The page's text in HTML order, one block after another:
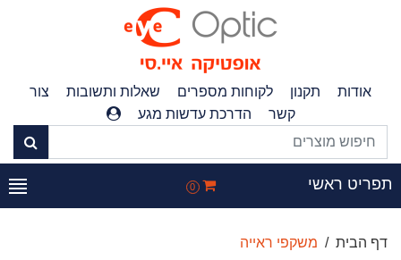
אודות תקנון לקוחות מספרים שאלות ותשובות
צור
קשר
הדרכת עדשות מגע
ראשי 0
דף הבית משקפי ראייה